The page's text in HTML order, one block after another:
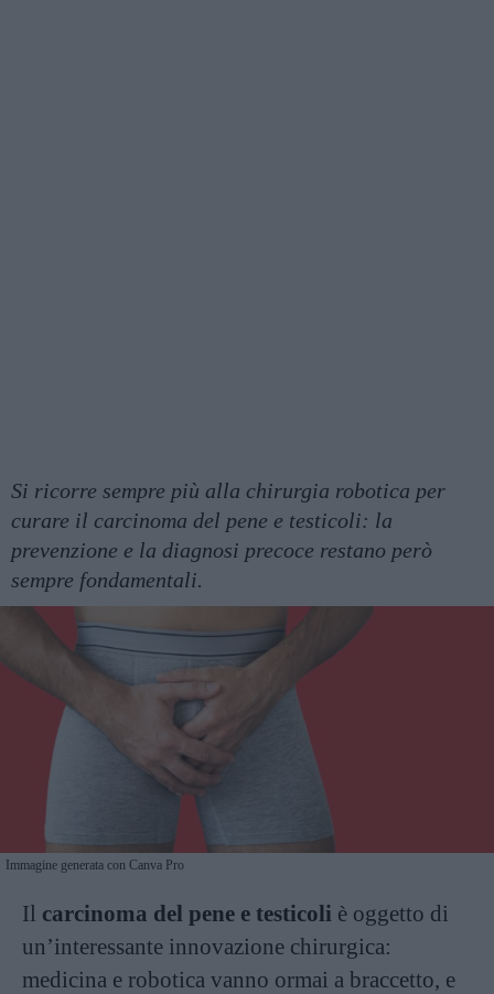
Si ricorre sempre più alla chirurgia robotica per
curare il carcinoma del pene e testicoli: la
prevenzione e la diagnosi precoce restano però
sempre fondamentali.
Immagine generata con Canva Pro
Il carcinoma del pene e testicoli è oggetto di
un’interessante innovazione chirurgica:
medicina e robotica vanno ormai a braccetto, e